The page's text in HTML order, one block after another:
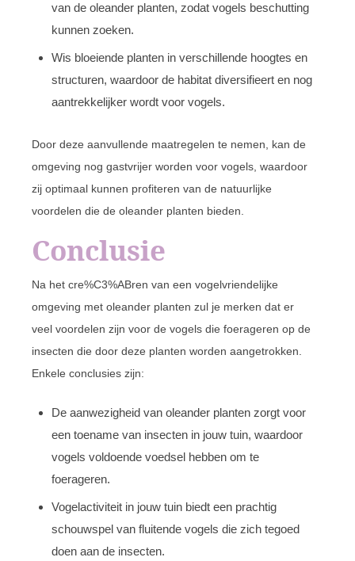
van de oleander planten, zodat vogels beschutting
kunnen zoeken.
Wis bloeiende planten in verschillende hoogtes en
structuren, waardoor de habitat diversifieert en nog
aantrekkelijker wordt voor vogels.
Door deze aanvullende maatregelen te nemen, kan de
omgeving nog gastvrijer worden voor vogels, waardoor
zij optimaal kunnen profiteren van de natuurlijke
voordelen die de oleander planten bieden.
Conclusie
Na het cre%C3%ABren van een vogelvriendelijke
omgeving met oleander planten zul je merken dat er
veel voordelen zijn voor de vogels die foerageren op de
insecten die door deze planten worden aangetrokken.
Enkele conclusies zijn:
De aanwezigheid van oleander planten zorgt voor
een toename van insecten in jouw tuin, waardoor
vogels voldoende voedsel hebben om te
foerageren.
Vogelactiviteit in jouw tuin biedt een prachtig
schouwspel van fluitende vogels die zich tegoed
doen aan de insecten.